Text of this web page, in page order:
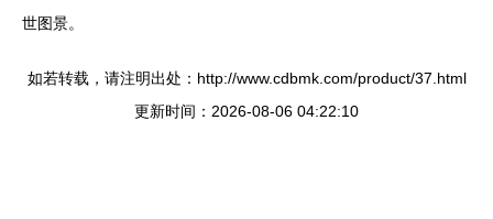
世图景。
如若转载，请注明出处：http://www.cdbmk.com/product/37.html
更新时间：2026-08-06 04:22:10